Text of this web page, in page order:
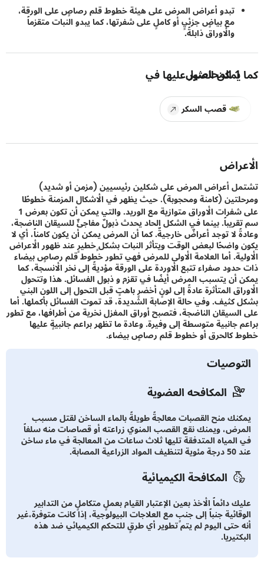
تبدو أعراض المرض على هيئة خطوط قلم رصاصٍ على الورقة،
مع بياضٍ جزئيٍ أو كاملٍ على شفرتها، كما يبدو النبات متقزماً
والأوراق ذابلةً.
العثور عليها في 1 المحاصيل
قصب السكر
أعراض المرض على شكلين رئيسيين (مزمن أو شديد)
(كامنة ومحجوبة). حيث يظهر في الأشكال المزمنة خطوطًا
على شفرات الأوراق متوازية مع الوريد. والتي يمكن أن تكون بعرض 1
بينما في الشكل الحاد يحدث ذبولٌ مفاجئٌ للسيقان الناضجة،
لا توجد أعراضٌ خارجيةٌ. كما أن المرض يمكن أن يكون كامناً، أي لا
لبعض الوقت ويتأثر النبات بشكل ٍخطيرٍ عند ظهور الأعراض
أما العلامة الأولى للمرض فهي تطور خطوط قلم رصاصٍ بيضاء
صفراء تتبع الأوردة على الورقة مؤديةً إلى نخر الأنسجة، كما
أن يتسبب المرض أيضًا في تقزم و ذبول الفسائل. هذا وتتحول
المتأثرة عادةً إلى لونٍ أخضرٍ باهتٍ قبل التحول إلى اللون البني
وفي حالة الإصابة الشديدة، قد تموت الفسائل بأكملها. أما
الناضجة، فتصبح أوراق المغزل نخرية من أطرافها، مع تطور
جانبية متوسطة إلى وفيرة. وعادة ما تظهر براعم جانبيةٍ عليها
كالحرق أو خطوط قلم رصاصٍ بيضاء.
المكافحه العضوية
منح القصبات معالجةً طويلةً بالماء الساخن لقتل مسبب
ويمنك نقع القصب المنوي زراعته أو قصاصات منه سلفاً
المتدفقة تليها ثلاث ساعات من المعالجة في ماء ساخن
المكافحة الكيميائية
دائماً الأخذ بعين الإعتبار القيام بعملٍ متكاملٍ من التدابير
جنباً إلى جنبٍ مع العلاجات البيولوجية، إذا كانت متوفرة،غير
حتى اليوم لم يتم تطوير أي طرقٍ للتحكم الكيميائي ضد هذه